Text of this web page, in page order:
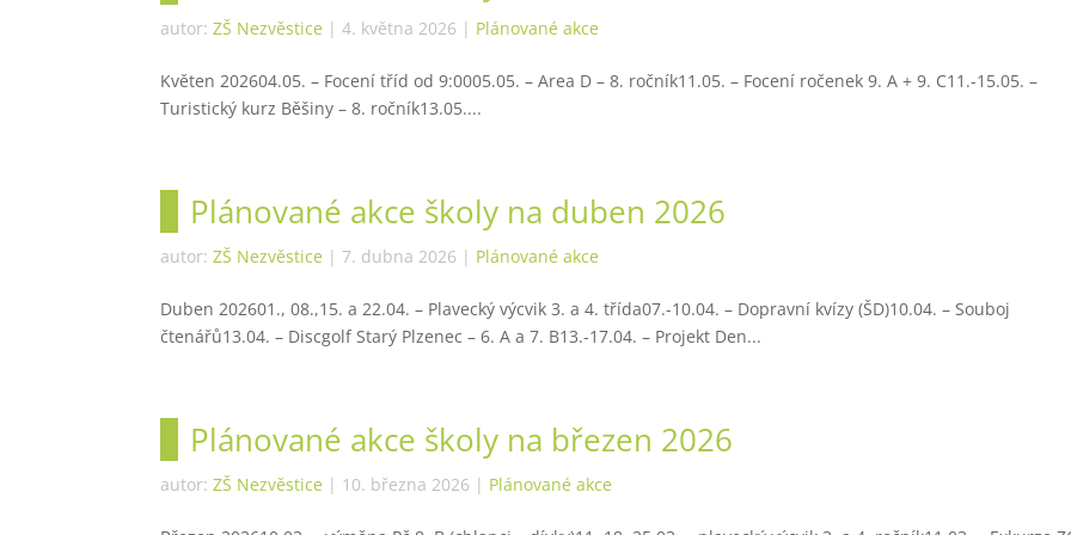
autor:ZŠ Nezvěstice |4. května 2026 | Plánované akce
Květen 202604.05. – Focení tříd od 9:0005.05. – Area D – 8. ročník11.05. – Focení ročenek 9. A + 9. C11.-15.05. –
Turistický kurz Běšiny – 8. ročník13.05....
Plánované akce školy na duben 2026
autor:ZŠ Nezvěstice | 7. dubna 2026 | Plánované akce
Duben 202601., 08.,15. a 22.04. – Plavecký výcvik 3. a 4. třída07.-10.04. – Dopravní kvízy (ŠD)10.04. – Souboj
čtenářů13.04. – Discgolf Starý Plzenec – 6. A a 7. B13.-17.04. – Projekt Den...
Plánované akce školy na březen 2026
autor:ZŠ Nezvěstice | 10. března 2026 | Plánované akce